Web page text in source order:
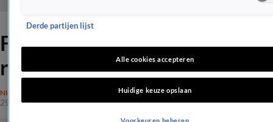
Frits Spits belangrijkste
radiomaker afgelopen eeuw
NIEUWS
29 okt 2019, 00:03
Derde partijen lijst
Alle cookies accepteren
Huidige keuze opslaan
Voorkeuren beheren